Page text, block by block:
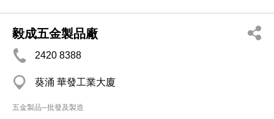
毅成五金製品廠
2420 8388
葵涌 華發工業大廈
五金製品─批發及製造